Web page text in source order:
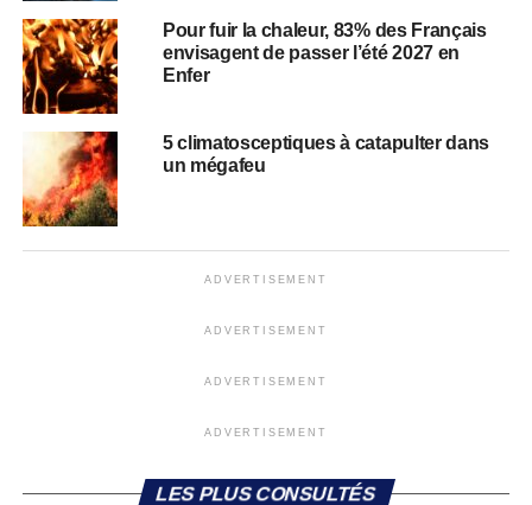
Pour fuir la chaleur, 83% des Français
envisagent de passer l’été 2027 en
Enfer
5 climatosceptiques à catapulter dans
un mégafeu
ADVERTISEMENT
ADVERTISEMENT
ADVERTISEMENT
ADVERTISEMENT
LES PLUS CONSULTÉS